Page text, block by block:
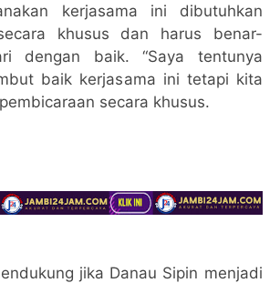
kerjasama ini dibutuhkan
khusus dan harus benar-
dengan baik. “Saya tentunya
baik kerjasama ini tetapi kita
secara khusus.
jika Danau Sipin menjadi